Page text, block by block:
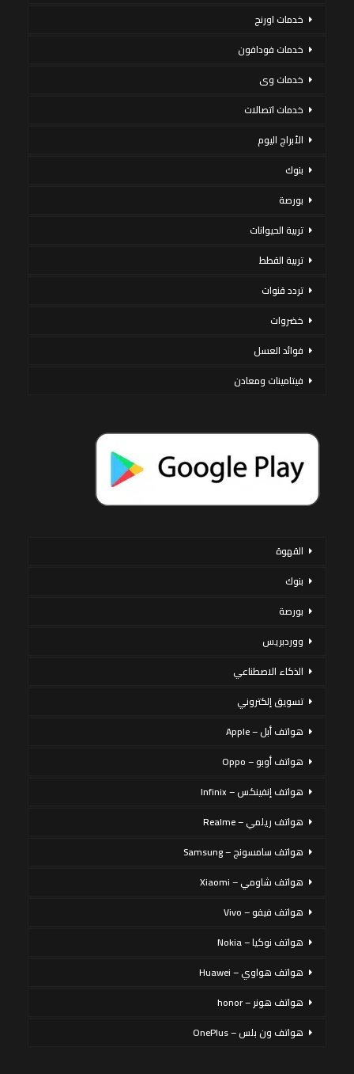
خدمات اورنج
خدمات فودافون
خدمات وى
خدمات اتصالات
الأبراج اليوم
بنوك
بورصة
تربية الحيوانات
تربية القطط
تردد قنوات
خضروات
فوائد العسل
فيتامينات ومعادن
القهوة
بنوك
بورصة
ووردبريس
الذكاء الاصطناعي
تسويق إلكتروني
هواتف أبل – Apple
هواتف أوبو – Oppo
هواتف إنفينكس – Infinix
هواتف ريلمي – Realme
هواتف سامسونج – Samsung
هواتف شاومي – Xiaomi
هواتف فيفو – Vivo
هواتف نوكيا – Nokia
هواتف هواوي – Huawei
هواتف هونر – honor
هواتف ون بلس – OnePlus